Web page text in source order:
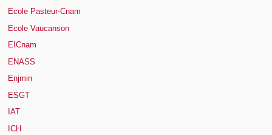
Ecole Pasteur-Cnam
Ecole Vaucanson
EICnam
ENASS
Enjmin
ESGT
IAT
ICH